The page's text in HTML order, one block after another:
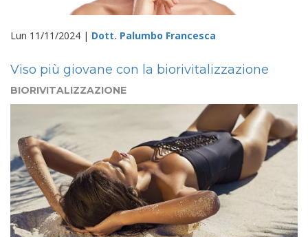
Lun 11/11/2024 | Dott. Palumbo Francesca
Viso più giovane con la biorivitalizzazione
BIORIVITALIZZAZIONE